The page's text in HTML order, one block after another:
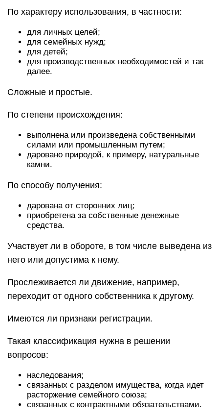
По характеру использования, в частности:
для личных целей;
для семейных нужд;
для детей;
для производственных необходимостей и так
далее.
Сложные и простые.
По степени происхождения:
выполнена или произведена собственными
силами или промышленным путем;
даровано природой, к примеру, натуральные
камни.
По способу получения:
дарована от сторонних лиц;
приобретена за собственные денежные
средства.
Участвует ли в обороте, в том числе выведена из
него или допустима к нему.
Прослеживается ли движение, например,
переходит от одного собственника к другому.
Имеются ли признаки регистрации.
Такая классификация нужна в решении
вопросов:
наследования;
связанных с разделом имущества, когда идет
расторжение семейного союза;
связанных с контрактными обязательствами.